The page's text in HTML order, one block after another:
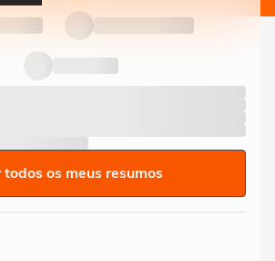
todos os meus resumos